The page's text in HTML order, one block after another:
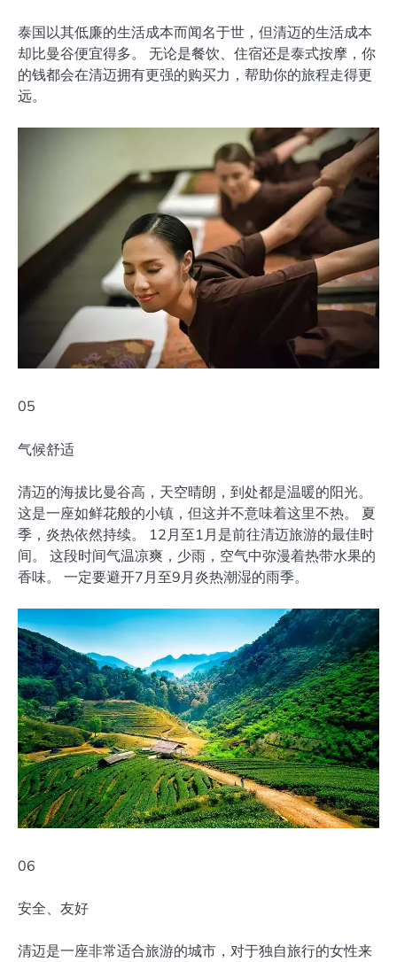
泰国以其低廉的生活成本而闻名于世，但清迈的生活成本
却比曼谷便宜得多。 无论是餐饮、住宿还是泰式按摩，你
的钱都会在清迈拥有更强的购买力，帮助你的旅程走得更
远。
05
气候舒适
清迈的海拔比曼谷高，天空晴朗，到处都是温暖的阳光。
这是一座如鲜花般的小镇，但这并不意味着这里不热。 夏
季，炎热依然持续。 12月至1月是前往清迈旅游的最佳时
间。 这段时间气温凉爽，少雨，空气中弥漫着热带水果的
香味。 一定要避开7月至9月炎热潮湿的雨季。
06
安全、友好
清迈是一座非常适合旅游的城市，对于独自旅行的女性来